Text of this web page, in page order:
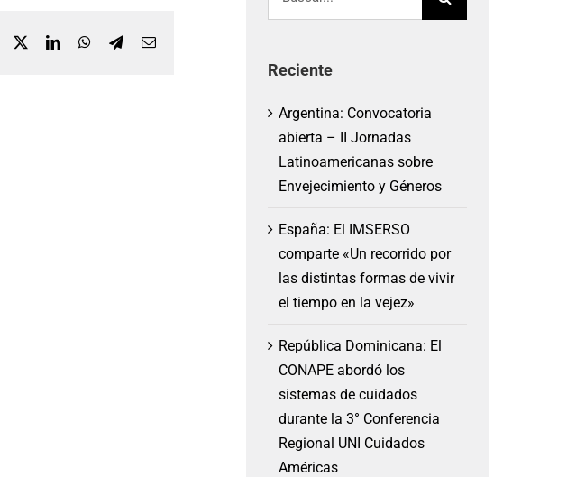
Facebook
X LinkedInWhatsApp
TelegramCorreo
Reciente
Argentina: Convocatoria
abierta – II Jornadas
Latinoamericanas sobre
Envejecimiento y Géneros
España: El IMSERSO
comparte «Un recorrido por
las distintas formas de vivir
el tiempo en la vejez»
República Dominicana: El
CONAPE abordó los
sistemas de cuidados
durante la 3° Conferencia
Regional UNI Cuidados
Américas